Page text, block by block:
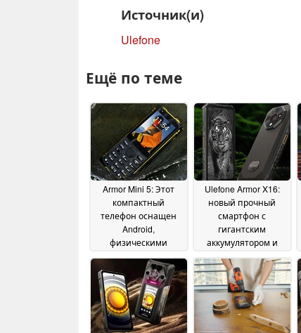
Источник(и)
Ulefone
Ещё по теме
Armor Mini 5: Этот
компактный
телефон оснащен
Android,
физическими
сенсорным экраном
03 June 2026
Ulefone Armor X16:
новый прочный
смартфон с
гигантским
аккумулятором и
видения 06 July 2025